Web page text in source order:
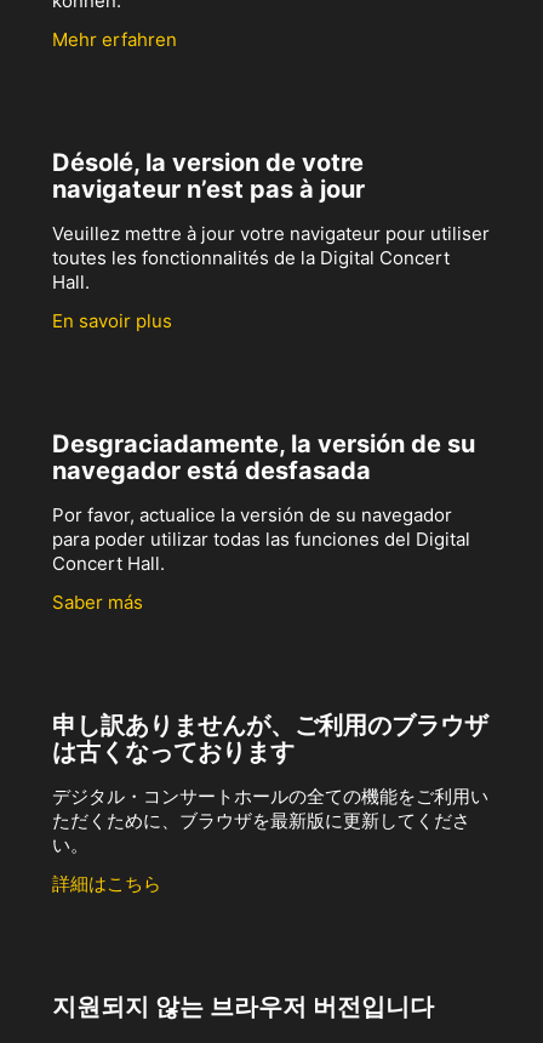
Mehr erfahren
Désolé, la version de votre
navigateur n’est pas à jour
Veuillez mettre à jour votre navigateur pour utiliser
toutes les fonctionnalités de la Digital Concert
Hall.
En savoir plus
Desgraciadamente, la versión de su
navegador está desfasada
Por favor, actualice la versión de su navegador
para poder utilizar todas las funciones del Digital
Concert Hall.
Saber más
申し訳ありませんが、ご利用のブラウザ
は古くなっております
デジタル・コンサートホールの全ての機能をご利用い
ただくために、ブラウザを最新版に更新してくださ
い。
詳細はこちら
지원되지 않는 브라우저 버전입니다